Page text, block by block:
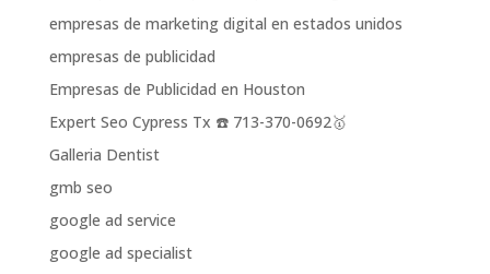
empresas de marketing digital en estados unidos
empresas de publicidad
Empresas de Publicidad en Houston
Expert Seo Cypress Tx ☎️ 713-370-0692🥇
Galleria Dentist
gmb seo
google ad service
google ad specialist